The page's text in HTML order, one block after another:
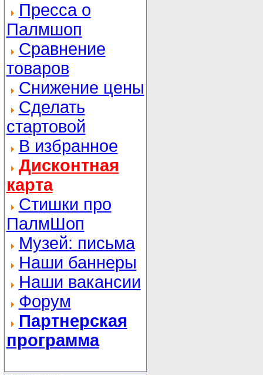
Пресса о
Палмшоп
Сравнение
товаров
Снижение цены
Сделать
стартовой
В избранное
Дисконтная
карта
Стишки про
ПалмШоп
Музей: письма
Наши баннеры
Наши вакансии
Форум
Партнерская
программа